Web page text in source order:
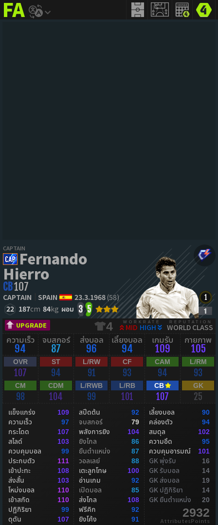
addict
CAPTAINFernando
Hierro
CB107
CAPTAIN SPAIN 23.3.1968(58)
22 187cm 84kg ผอม 3 5
UPGRADE 4 WORKRATE
MID HIGH
REPUTATION
WORLD CLASS
ความเร็ว
94
จบสกอร์
87
ส่งบอล
96
เลี้ยงบอล
94
เกมรับ
109
กายภาพ
105
OVR
107
ST
94
L/RW
91
CF
93
CAM
94
L/RM
93
CM
98
CDM
104
L/RWB
99
L/RB
101
CB
107
GK
25
แข็งแกร่ง 109
ความเร็ว 97
กระโดด 107
สไลด์ 103
ควบคุมบอล 99
ประกบตัว 111
เข้าปะทะ 108
ส่งสั้น 103
โหม่งบอล 110
เข้าสกัด 110
ปฏิกิริยา 99
ดุดัน 107
สปีดต้น 92
จบสกอร์ 79
พลังการยิง 104
ยิงไกล 86
ยืนตำแหน่ง 87
วอลเลย์ 88
เตะลูกโทษ 100
อ่านเกม 92
เปิดบอล 85
ส่งไกล 108
ฟรีคิก 92
ยิงโค้ง 91
เลี้ยงบอล 90
คล่องตัว 94
สมดุล 102
ความอึด 95
ควบคุมอารมณ์ 101
GK พุ่งรับ 16
GK รับบอล 14
GK ส่งบอล 19
GK ปฏิกิริยา 14
GK ยืนตำแหน่ง 20
2932
AttributesPoints